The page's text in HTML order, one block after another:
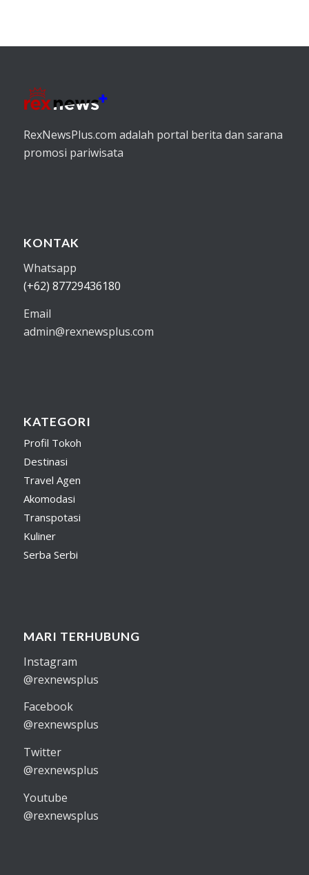
RexNewsPlus.com adalah portal berita dan sarana
promosi pariwisata
KONTAK
Whatsapp
(+62) 87729436180
Email
admin@rexnewsplus.com
KATEGORI
Profil Tokoh
Destinasi
Travel Agen
Akomodasi
Transpotasi
Kuliner
Serba Serbi
MARI TERHUBUNG
Instagram
@rexnewsplus
Facebook
@rexnewsplus
Twitter
@rexnewsplus
Youtube
@rexnewsplus